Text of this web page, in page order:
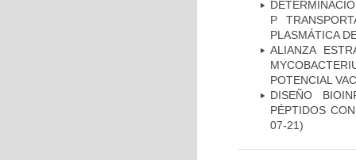
P
PLASMÁTICA
ALIANZA
POTENCIAL
DISEÑO
PÉPTIDOS
07-21)